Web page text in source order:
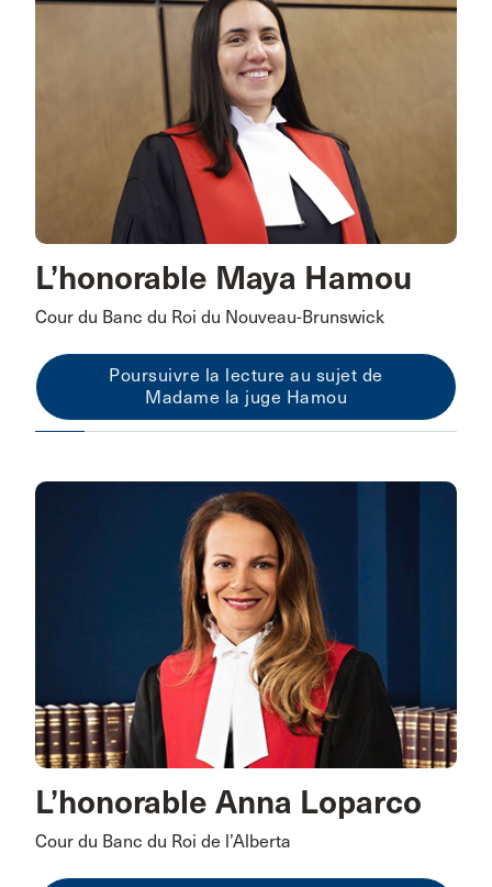
L’honorable Maya Hamou
Cour du Banc du Roi du Nouveau-Brunswick
Poursuivre la lecture au sujet de
Madame la juge Hamou
L’honorable Anna Loparco
Cour du Banc du Roi de l’Alberta